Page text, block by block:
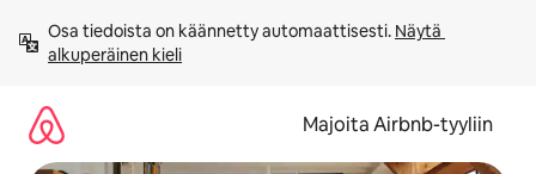
sisältö
väliin
Osa tiedoista on käännetty automaattisesti. Näytä
alkuperäinen kieli
Majoita Airbnb-tyyliin